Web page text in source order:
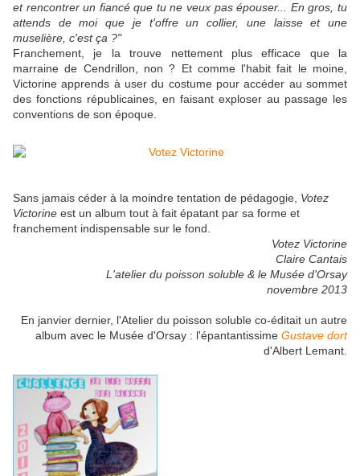
et rencontrer un fiancé que tu ne veux pas épouser... En gros, tu
attends de moi que je t'offre un collier, une laisse et une
muselière, c'est ça ?"
Franchement, je la trouve nettement plus efficace que la
marraine de Cendrillon, non ? Et comme l'habit fait le moine,
Victorine apprends à user du costume pour accéder au sommet
des fonctions républicaines, en faisant exploser au passage les
conventions de son époque.
Sans jamais céder à la moindre tentation de pédagogie, Votez
Victorine est un album tout à fait épatant par sa forme et
franchement indispensable sur le fond.
Votez Victorine
Claire Cantais
L'atelier du poisson soluble & le Musée d'Orsay
novembre 2013
En janvier dernier, l'Atelier du poisson soluble co-éditait un autre
album avec le Musée d'Orsay : l'épantantissime Gustave dort
d'Albert Lemant.